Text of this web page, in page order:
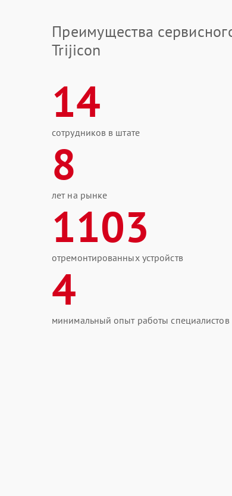
Преимущества
Trijicon
14
сотрудников в штате
8
лет на рынке
1103
отремонтированных устройств
4
минимальный опыт работы специалистов